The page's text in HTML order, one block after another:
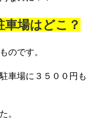
車場はどこ？
のです。
車場に３５００円も
。